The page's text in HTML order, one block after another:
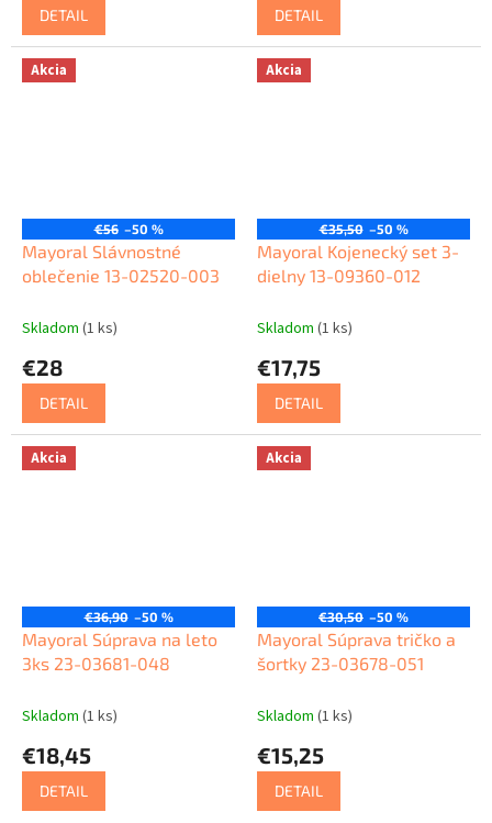
DETAIL DETAIL
Akcia
€56 –50 %
Mayoral Slávnostné
oblečenie 13-02520-003
Skladom (1 ks)
€28
DETAIL
Akcia
€35,50 –50 %
Mayoral Kojenecký set 3-
dielny 13-09360-012
Skladom (1 ks)
€17,75
DETAIL
Akcia
€36,90 –50 %
Mayoral Súprava na leto
3ks 23-03681-048
Skladom (1 ks)
€18,45
DETAIL
Akcia
€30,50 –50 %
Mayoral Súprava tričko a
šortky 23-03678-051
Skladom (1 ks)
€15,25
DETAIL